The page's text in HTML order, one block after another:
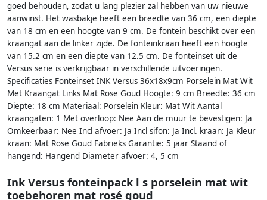
goed behouden, zodat u lang plezier zal hebben van uw nieuwe
aanwinst. Het wasbakje heeft een breedte van 36 cm, een diepte
van 18 cm en een hoogte van 9 cm. De fontein beschikt over een
kraangat aan de linker zijde. De fonteinkraan heeft een hoogte
van 15.2 cm en een diepte van 12.5 cm. De fonteinset uit de
Versus serie is verkrijgbaar in verschillende uitvoeringen.
Specificaties Fonteinset INK Versus 36x18x9cm Porselein Mat Wit
Met Kraangat Links Mat Rose Goud Hoogte: 9 cm Breedte: 36 cm
Diepte: 18 cm Materiaal: Porselein Kleur: Mat Wit Aantal
kraangaten: 1 Met overloop: Nee Aan de muur te bevestigen: Ja
Omkeerbaar: Nee Incl afvoer: Ja Incl sifon: Ja Incl. kraan: Ja Kleur
kraan: Mat Rose Goud Fabrieks Garantie: 5 jaar Staand of
hangend: Hangend Diameter afvoer: 4, 5 cm
Ink Versus fonteinpack l s porselein mat wit
toebehoren mat rosé goud